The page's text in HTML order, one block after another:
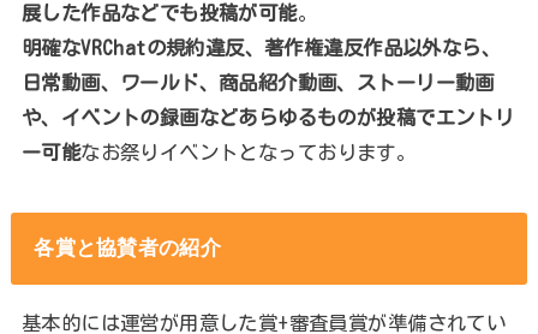
展した作品などでも投稿が可能。
明確なVRChatの規約違反、著作権違反作品以外なら、
日常動画、ワールド、商品紹介動画、ストーリー動画
や、イベントの録画などあらゆるものが投稿でエントリ
ー可能なお祭りイベントとなっております。
各賞と協賛者の紹介
基本的には運営が用意した賞+審査員賞が準備されてい